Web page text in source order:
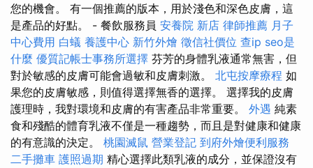
您的機會。 有一個推薦的版本，用於淺色和深色皮膚，這
是產品的好點。 - 餐飲服務員 安養院 新店 律師推薦 月子
中心費用 白蟻 養護中心 新竹外燴 徵信社價位 查ip seo是
什麼 優質記帳士事務所選擇 芬芳的身體乳液通常無害，但
對於敏感的皮膚可能會過敏和皮膚刺激。 北屯按摩療程 如
果您的皮膚敏感，則值得選擇無香的選擇。 選擇我的皮膚
護理時，我對環境和皮膚的有害產品非常重要。 外遇 純素
食和殘酷的體育乳液不僅是一種趨勢，而且是對健康和健康
的有意識的決定。 桃園滅鼠 營業登記 到府外燴便利服務
二手攤車 護照過期 精心選擇此類乳液的成分，並保證沒有